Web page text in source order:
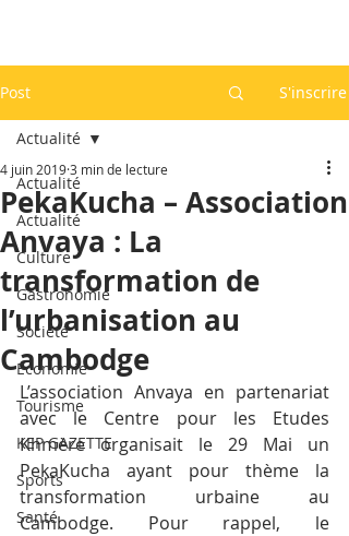
Post S'inscrire
Actualité
Actualité
Culture
Gastronomie
Société
Economie
Tourisme
KEP GAZETTE
Sports
Santé
Actualité
PekaKucha – Association
Anvaya : La
transformation de
l’urbanisation au
Cambodge
4 juin 20193 min de lecture
L’association Anvaya en partenariat
avec le Centre pour les Etudes
Khmère organisait le 29 Mai un
PekaKucha ayant pour thème la
transformation urbaine au
Cambodge. Pour rappel, le